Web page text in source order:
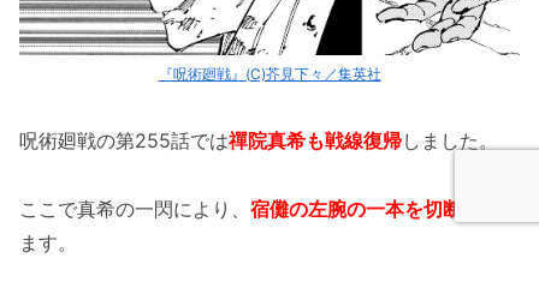
『呪術廻戦』(C)芥見下々／集英社
呪術廻戦の第255話では禪院真希も戦線復帰しました。
ここで真希の一閃により、 宿儺の左腕の一本を切断
ます。